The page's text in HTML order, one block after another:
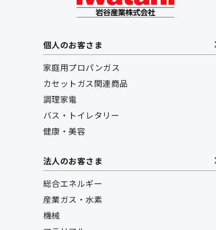
個人のお客さま
家庭用プロパンガス
カセットガス関連商品
調理家電
バス・トイレタリー
健康・美容
法人のお客さま
総合エネルギー
産業ガス・水素
機械